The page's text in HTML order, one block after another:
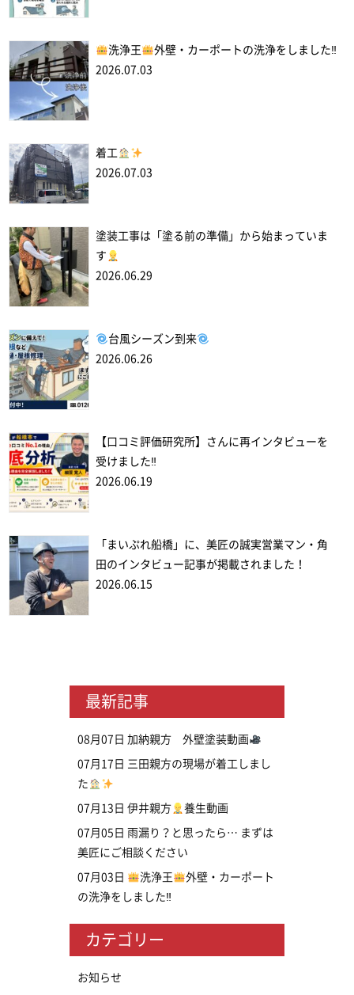
洗浄王
外壁・カーポートの洗浄をしました‼
2026.07.03
着工
2026.07.03
塗装工事は「塗る前の準備」から始まっていま
す
2026.06.29
台風シーズン到来
2026.06.26
【口コミ評価研究所】さんに再インタビューを
受けました‼
2026.06.19
「まいぷれ船橋」に、美匠の誠実営業マン・角
田のインタビュー記事が掲載されました！
2026.06.15
最新記事
08月07日 加納親方 外壁塗装動画
07月17日 三田親方の現場が着工しまし
た
07月13日 伊井親方 養生動画
07月05日 雨漏り？と思ったら… まずは
美匠にご相談ください
07月03日 洗浄王
外壁・カーポート
の洗浄をしました‼
カテゴリー
お知らせ